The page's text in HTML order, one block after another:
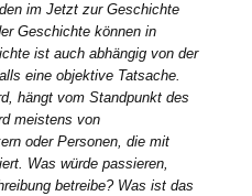
im Jetzt zur Geschichte
Geschichte können in
ist auch abhängig von der
eine objektive Tatsache.
hängt vom Standpunkt des
meistens von
oder Personen, die mit
Was würde passieren,
betreibe? Was ist das